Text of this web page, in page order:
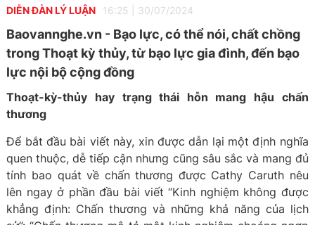
DIỄN ĐÀN LÝ LUẬN 16:25 30/07/2024
Baovannghe.vn - Bạo lực, có thể nói, chất chồng
trong Thoạt kỳ thủy, từ bạo lực gia đình, đến bạo
lực nội bộ cộng đồng
Thoạt-kỳ-thủy hay trạng thái hỗn mang hậu chấn
thương
Để bắt đầu bài viết này, xin được dẫn lại một định nghĩa
quen thuộc, dễ tiếp cận nhưng cũng sâu sắc và mang đủ
tính bao quát về chấn thương được Cathy Caruth nêu
lên ngay ở phần đầu bài viết “Kinh nghiệm không được
khẳng định: Chấn thương và những khả năng của lịch